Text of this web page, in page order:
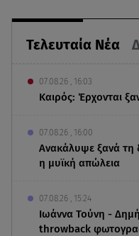
Τελευταία Νέα
07.08.26 , 16:03
Καιρός: Έρχονται
07.08.26 , 16:00
Ανακάλυψε ξανά τη
η μυϊκή απώλεια
07.08.26 , 15:24
Ιωάννα Τούνη -
throwback